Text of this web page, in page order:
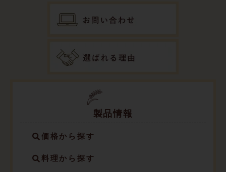
製品情報
価格から探す
料理から探す